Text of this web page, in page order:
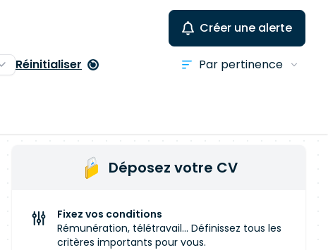
Créer une alerte
Réinitialiser
Déposez votre CV
Fixez vos conditions
Rémunération, télétravail... Définissez tous les
critères importants pour vous.